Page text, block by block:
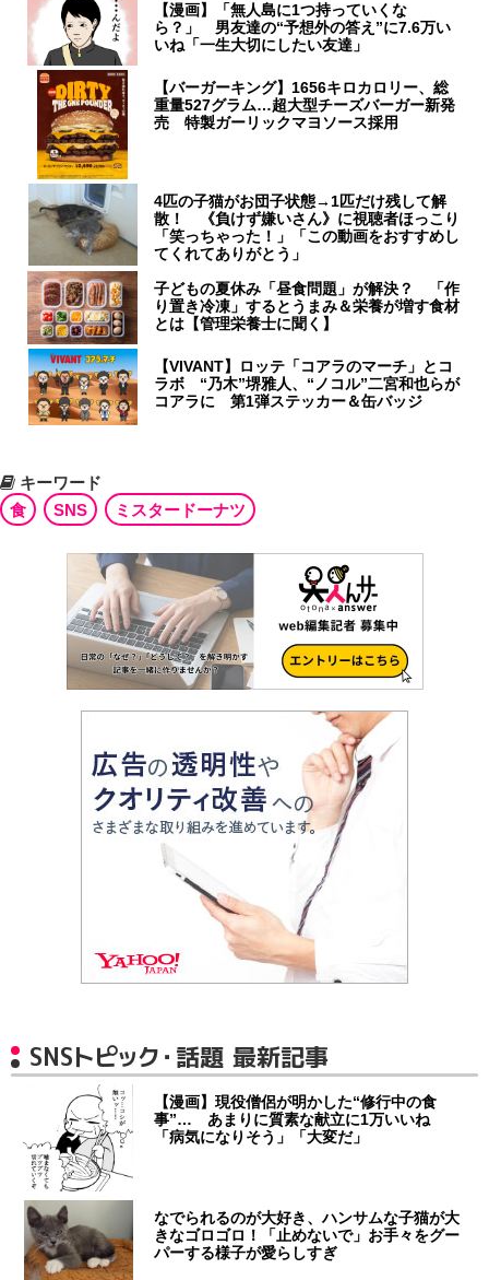
【漫画】「無人島に1つ持っていくな
ら？」 男友達の“予想外の答え”に7.6万い
いね「一生大切にしたい友達」
【バーガーキング】1656キロカロリー、総
重量527グラム…超大型チーズバーガー新発
売 特製ガーリックマヨソース採用
4匹の子猫がお団子状態→1匹だけ残して解
散！ 《負けず嫌いさん》に視聴者ほっこり
「笑っちゃった！」「この動画をおすすめし
てくれてありがとう」
子どもの夏休み「昼食問題」が解決？ 「作
り置き冷凍」するとうまみ＆栄養が増す食材
とは【管理栄養士に聞く】
【VIVANT】ロッテ「コアラのマーチ」とコ
ラボ “乃木”堺雅人、“ノコル”二宮和也らが
コアラに 第1弾ステッカー＆缶バッジ
キーワード
食
SNS ミスタードーナツ
SNSトピック・話題 最新記事
【漫画】現役僧侶が明かした“修行中の食
事”… あまりに質素な献立に1万いいね
「病気になりそう」「大変だ」
なでられるのが大好き、ハンサムな子猫が大
きなゴロゴロ！「止めないで」お手々をグー
パーする様子が愛らしすぎ